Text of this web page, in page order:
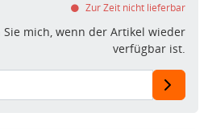
Zur Zeit nicht lieferbar
mich, wenn der Artikel wieder
verfügbar ist.